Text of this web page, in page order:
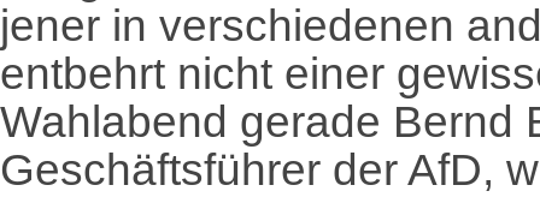
jener in verschiedenen
entbehrt nicht einer
Wahlabend gerade Bernd
Geschäftsführer der AfD,